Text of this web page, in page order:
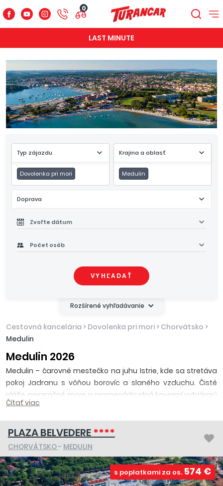
0
LAST MINUTE
Rozšírené vyhľadávanie
Typ zájazdu
Dovolenka pri mori
Krajina a oblasť
Medulin
Doprava
Zvoľte dátum
Počet osôb
VYHĽADAŤ
Cestovná kancelária > Dovolenka pri mori > Chorvátsko >
Medulin
Medulin 2026
Medulin – čarovné mestečko na juhu Istrie, kde sa stretáva
pokoj Jadranu s vôňou borovíc a slaného vzduchu. Čisté
pláže, priezračné more a promenáda plná kaviarní vytvárajú
ideálne miesto na letný oddych. Obľúbený u rodín aj párov,
Medulin ponúka kombináciu relaxu, športu a nenúteného
prímorského šarmu. Zažite Chorvátsko tak, ako ho
nepoznáte – s atmosférou, ktorá vás pohltí.
Čítať viac
PLAZA BELVEDERE****
CHORVÁTSKO- MEDULIN
s poplatkami za os. 574 €